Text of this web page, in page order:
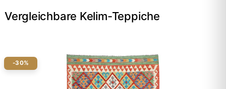
Vergleichbare Kelim-Teppiche
-30%